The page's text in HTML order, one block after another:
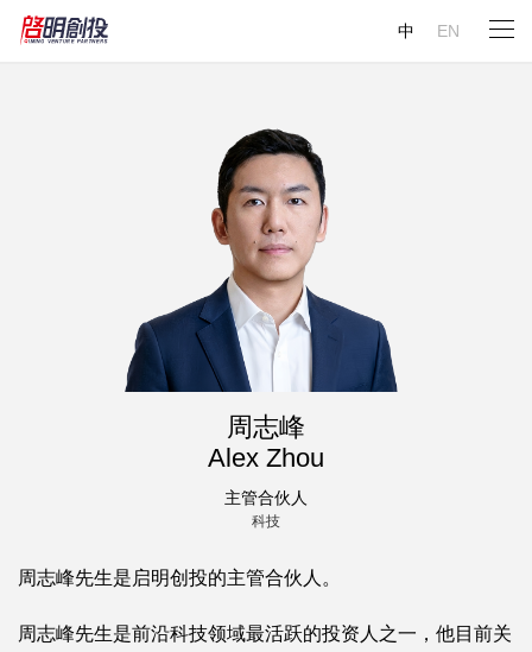
中 EN
周志峰
Alex Zhou
主管合伙人
科技
周志峰先生是启明创投的主管合伙人。
周志峰先生是前沿科技领域最活跃的投资人之一，他目前关